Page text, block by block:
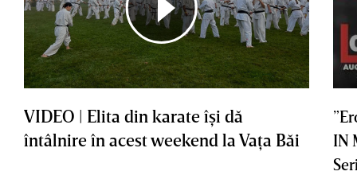
VIDEO | Elita din karate îşi dă
întâlnire în acest weekend la Vaţa Băi
IN